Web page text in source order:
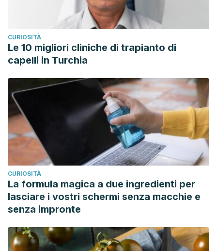
CURIOSITÀ
Le 10 migliori cliniche di trapianto di
capelli in Turchia
CURIOSITÀ
La formula magica a due ingredienti per
lasciare i vostri schermi senza macchie e
senza impronte